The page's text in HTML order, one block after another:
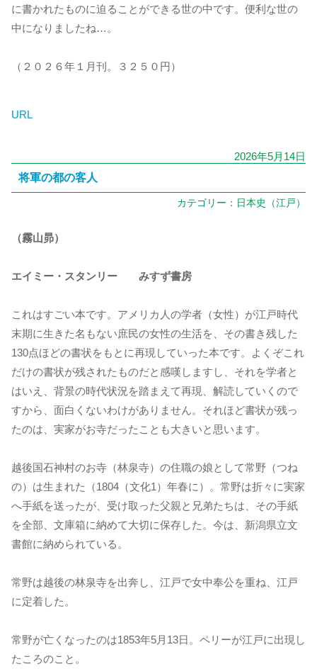
に書かれたものに迫ることができる世の中です。便利な世の
中になりましたね…。
（２０２６年１月刊。３２５０円）
URL
2026年5月14日
将軍の都の客人
カテゴリー： 日本史（江戸）
（霧山昴）
エイミー・スタンリー みすず書房
これはすごい本です。アメリカ人の学者（女性）が江戸時代
末期に生きた名もない庶民の女性の生活を、その書き残した
130点ほどの書状をもとに再現していった本です。よくぞこれ
だけの書状が残されたものだと感嘆しますし、それを学者と
はいえ、背景の時代状況を踏まえて再現、解読していくので
すから、面白くないわけがありません。それほど書状が残っ
たのは、実家がお寺だったことも大きいと思います。
越後国石神村のお寺（林泉寺）の住職の娘として常野（つね
の）は生まれた（1804（文化1）年春に）。常野は折々に実家
へ手紙を送ったが、受け取った父親と兄弟たちは、その手紙
を全部、文庫箱に納めて大切に保存した。今は、新潟県立文
書館に納められている。
常野は越後の林泉寺を出奔し、江戸で女中奉公を重ね、江戸
に定着した。
常野が亡くなったのは1853年5月13日。ペリーが江戸に出現し
たころのこと。